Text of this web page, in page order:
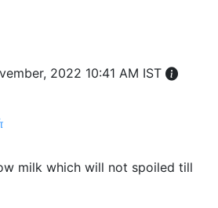
2022 10:41 AM IST
milk which will not spoiled till